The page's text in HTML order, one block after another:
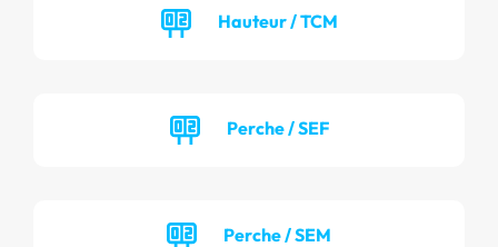
Hauteur / TCM
Perche / SEF
Perche / SEM